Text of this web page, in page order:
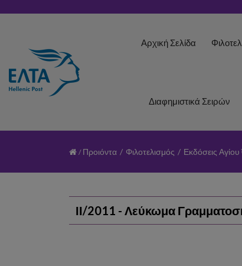
Αρχική Σελίδα
Διαφημιστικά Σειρών
Προιόντα / Φιλοτελισμός / Εκδόσεις
ΙΙ/2011 - Λεύκωμα